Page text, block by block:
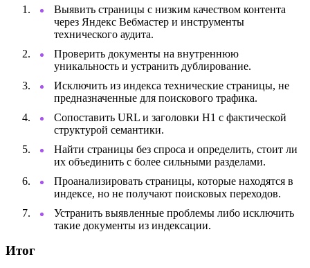
Выявить страницы с низким качеством контента
через Яндекс Вебмастер и инструменты
технического аудита.
Проверить документы на внутреннюю
уникальность и устранить дублирование.
Исключить из индекса технические страницы, не
предназначенные для поискового трафика.
Сопоставить URL и заголовки H1 с фактической
структурой семантики.
Найти страницы без спроса и определить, стоит ли
их объединить с более сильными разделами.
Проанализировать страницы, которые находятся в
индексе, но не получают поисковых переходов.
Устранить выявленные проблемы либо исключить
такие документы из индексации.
Итог